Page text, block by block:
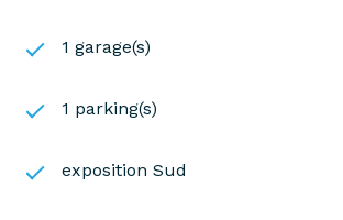
1 garage(s)
1 parking(s)
exposition Sud